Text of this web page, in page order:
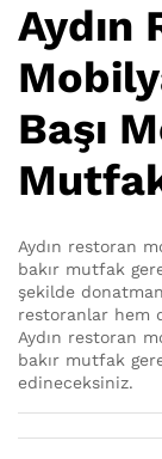
Aydın
Başı
Aydın restoran
bakır mutfak
şekilde
restoranlar hem
Aydın restoran
bakır mutfak
edineceksiniz.